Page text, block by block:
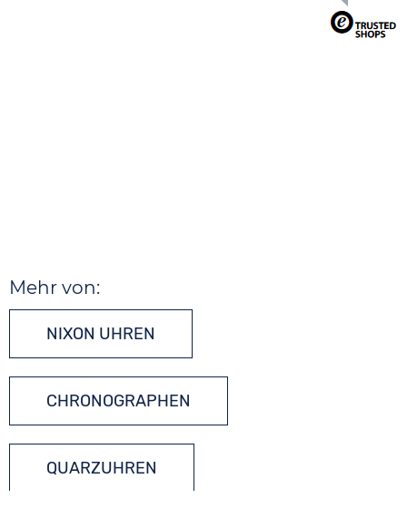
Mehr von:
NIXON UHREN
CHRONOGRAPHEN
QUARZUHREN